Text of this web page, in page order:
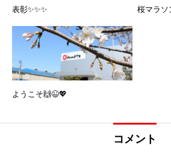
表彰✨✨✨ 桜マラソ
ようこそ🙌😉💖
コメント